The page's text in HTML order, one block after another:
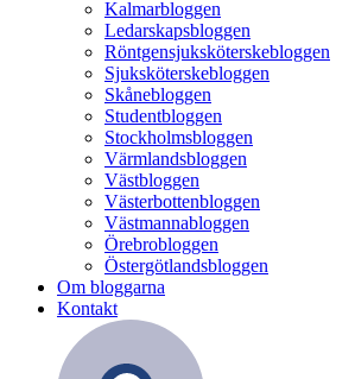
Kalmarbloggen
Ledarskapsbloggen
Röntgensjuksköterskebloggen
Sjuksköterskebloggen
Skånebloggen
Studentbloggen
Stockholmsbloggen
Värmlandsbloggen
Västbloggen
Västerbottenbloggen
Västmannabloggen
Örebrobloggen
Östergötlandsbloggen
Om bloggarna
Kontakt